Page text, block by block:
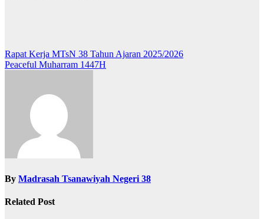
Post
navigation
Rapat Kerja MTsN 38 Tahun Ajaran 2025/2026
Peaceful Muharram 1447H
By Madrasah Tsanawiyah Negeri 38
Related Post